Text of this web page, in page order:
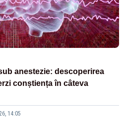
anestezie: descoperirea
conștiența în câteva
14:05